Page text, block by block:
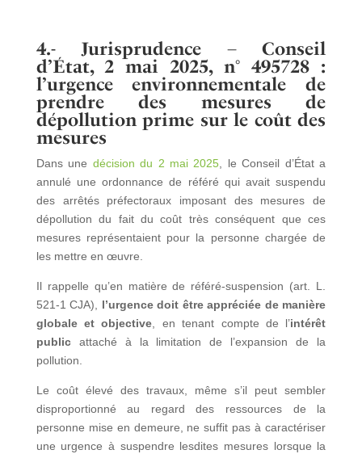
4.-Jurisprudence – Conseil
d’État, 2 mai 2025, n° 495728 :
l’urgence environnementale de
prendre des mesures de
dépollution prime sur le coût des
mesures
Dans une décision du 2 mai 2025, le Conseil d’État a
annulé une ordonnance de référé qui avait suspendu
des arrêtés préfectoraux imposant des mesures de
dépollution du fait du coût très conséquent que ces
mesures représentaient pour la personne chargée de
les mettre en œuvre.
Il rappelle qu’en matière de référé-suspension (art. L.
521-1 CJA), l’urgence doit être appréciée de manière
globale et objective, en tenant compte de l’intérêt
publicattaché à la limitation de l’expansion de la
pollution.
Le coût élevé des travaux, même s’il peut sembler
disproportionné au regard des ressources de la
personne mise en demeure, ne suffit pas à caractériser
une urgence à suspendre lesdites mesures lorsque la